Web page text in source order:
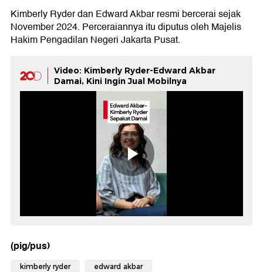
Kimberly Ryder dan Edward Akbar resmi bercerai sejak
November 2024. Perceraiannya itu diputus oleh Majelis
Hakim Pengadilan Negeri Jakarta Pusat.
Video: Kimberly Ryder-Edward Akbar
Damai, Kini Ingin Jual Mobilnya
(pig/pus)
kimberly ryder edward akbar